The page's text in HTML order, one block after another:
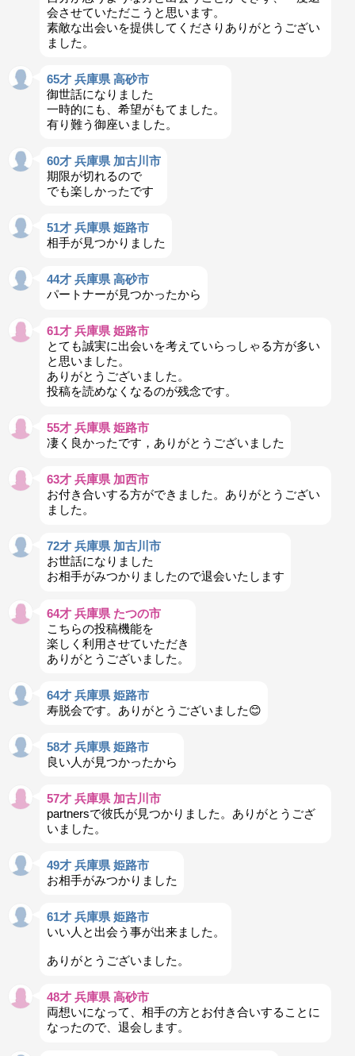
会させていただこうと思います。
素敵な出会いを提供してくださりありがとうござい
ました。
65才 兵庫県 高砂市
御世話になりました
一時的にも、希望がもてました。
有り難う御座いました。
60才 兵庫県 加古川市
期限が切れるので
でも楽しかったです
51才 兵庫県 姫路市
相手が見つかりました
44才 兵庫県 高砂市
パートナーが見つかったから
61才 兵庫県 姫路市
とても誠実に出会いを考えていらっしゃる方が多い
と思いました。
ありがとうございました。
投稿を読めなくなるのが残念です。
55才 兵庫県 姫路市
凄く良かったです，ありがとうございました
63才 兵庫県 加西市
お付き合いする方ができました。ありがとうござい
ました。
72才 兵庫県 加古川市
お世話になりました
お相手がみつかりましたので退会いたします
64才 兵庫県 たつの市
こちらの投稿機能を
楽しく利用させていただき
ありがとうございました。
64才 兵庫県 姫路市
寿脱会です。ありがとうございました😊
58才 兵庫県 姫路市
良い人が見つかったから
57才 兵庫県 加古川市
partnersで彼氏が見つかりました。ありがとうござ
いました。
49才 兵庫県 姫路市
お相手がみつかりました
61才 兵庫県 姫路市
いい人と出会う事が出来ました。
ありがとうございました。
48才 兵庫県 高砂市
両想いになって、相手の方とお付き合いすることに
なったので、退会します。